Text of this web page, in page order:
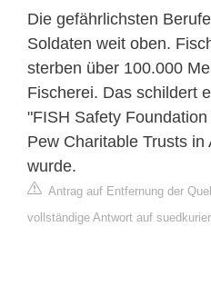
Die gefährlichsten
Soldaten weit oben.
sterben über 100.000
Fischerei. Das schildert
"FISH Safety
Pew Charitable Trusts in
wurde.
Antrag auf Entfernung der
vollständige Antwort auf